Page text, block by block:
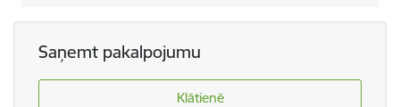
Saņemt pakalpojumu
Klātienē